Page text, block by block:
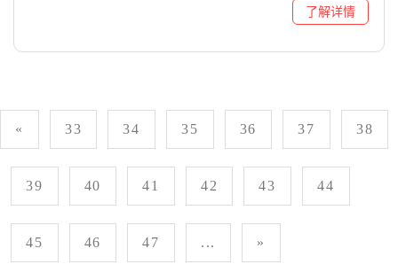
« 33 34 35 36 37 38
39 40 41 42 43 44
45 46 47 ... »